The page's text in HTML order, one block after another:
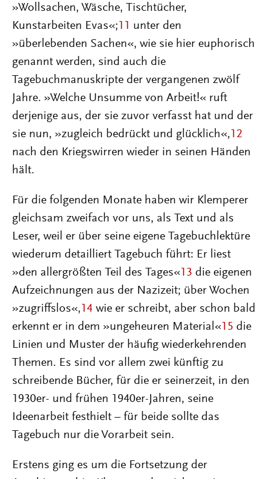
»Wollsachen, Wäsche, Tischtücher,
Kunstarbeiten Evas«; 11 unter den
»überlebenden Sachen«, wie sie hier euphorisch
genannt werden, sind auch die
Tagebuchmanuskripte der vergangenen zwölf
Jahre. »Welche Unsumme von Arbeit!« ruft
derjenige aus, der sie zuvor verfasst hat und der
sie nun, »zugleich bedrückt und glücklich«, 12
nach den Kriegswirren wieder in seinen Händen
hält.
Für die folgenden Monate haben wir Klemperer
gleichsam zweifach vor uns, als Text und als
Leser, weil er über seine eigene Tagebuchlektüre
wiederum detailliert Tagebuch führt: Er liest
»den allergrößten Teil des Tages« 13 die eigenen
Aufzeichnungen aus der Nazizeit; über Wochen
»zugriffslos«, 14 wie er schreibt, aber schon bald
erkennt er in dem »ungeheuren Material« 15 die
Linien und Muster der häufig wiederkehrenden
Themen. Es sind vor allem zwei künftig zu
schreibende Bücher, für die er seinerzeit, in den
1930er- und frühen 1940er-Jahren, seine
Ideenarbeit festhielt – für beide sollte das
Tagebuch nur die Vorarbeit sein.
Erstens ging es um die Fortsetzung der